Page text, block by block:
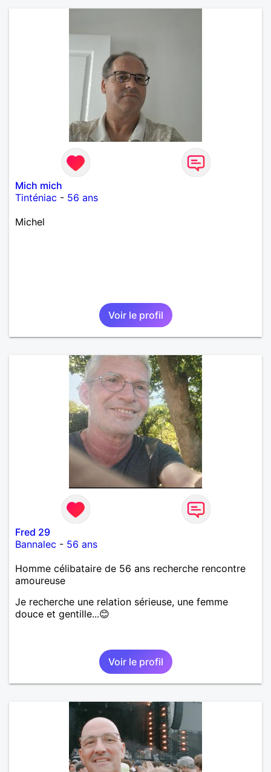
Mich mich
Tinténiac - 56 ans
Michel
Voir le profil
Fred 29
Bannalec - 56 ans
Homme célibataire de 56 ans recherche rencontre
amoureuse
Je recherche une relation sérieuse, une femme
douce et gentille...😊
Voir le profil